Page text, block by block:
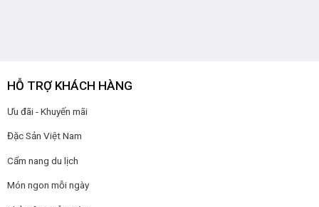
HỖ TRỢ KHÁCH HÀNG
Ưu đãi - Khuyến mãi
Đặc Sản Việt Nam
Cẩm nang du lịch
Món ngon mỗi ngày